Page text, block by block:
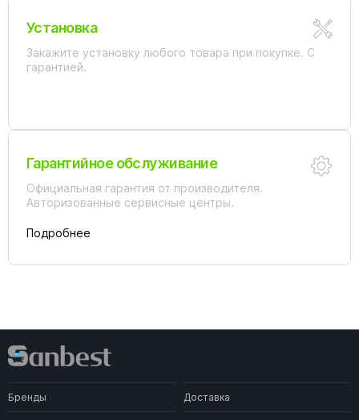
Установка
Закажите установку любого товара при покупке. С
гарантией.
Гарантийное обслуживание
Официальная гарантия от производителя.
Авторизованные сервисные центры.
Подробнее
Бренды Доставка